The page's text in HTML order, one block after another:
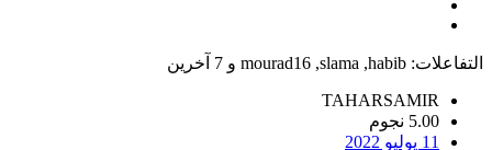
التفاعلات: habib
,
slama
,
mourad16 و 7 آخرين
TAHARSAMIR
5.00 نجوم
11 يوليو 2022